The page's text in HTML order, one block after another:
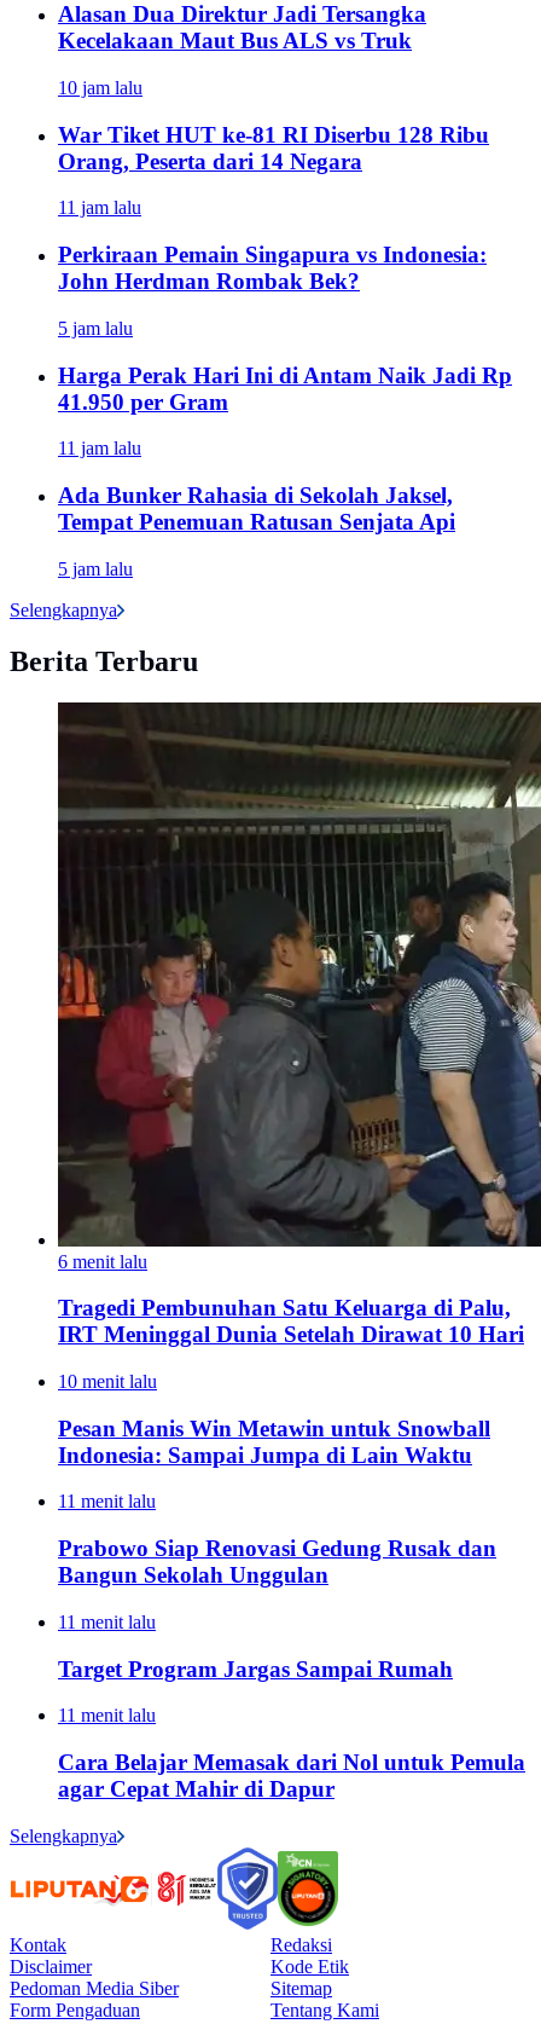
Alasan Dua Direktur Jadi Tersangka
Kecelakaan Maut Bus ALS vs Truk
10 jam lalu
War Tiket HUT ke-81 RI Diserbu 128 Ribu
Orang, Peserta dari 14 Negara
11 jam lalu
Perkiraan Pemain Singapura vs Indonesia:
John Herdman Rombak Bek?
5 jam lalu
Harga Perak Hari Ini di Antam Naik Jadi Rp
41.950 per Gram
11 jam lalu
Ada Bunker Rahasia di Sekolah Jaksel,
Tempat Penemuan Ratusan Senjata Api
5 jam lalu
Selengkapnya
Berita Terbaru
6 menit lalu
Tragedi Pembunuhan Satu Keluarga di Palu,
IRT Meninggal Dunia Setelah Dirawat 10 Hari
10 menit lalu
Pesan Manis Win Metawin untuk Snowball
Indonesia: Sampai Jumpa di Lain Waktu
11 menit lalu
Prabowo Siap Renovasi Gedung Rusak dan
Bangun Sekolah Unggulan
11 menit lalu
Target Program Jargas Sampai Rumah
11 menit lalu
Cara Belajar Memasak dari Nol untuk Pemula
agar Cepat Mahir di Dapur
Selengkapnya
Kontak
Redaksi
Disclaimer
Kode Etik
Pedoman Media Siber
Sitemap
Form Pengaduan
Tentang Kami